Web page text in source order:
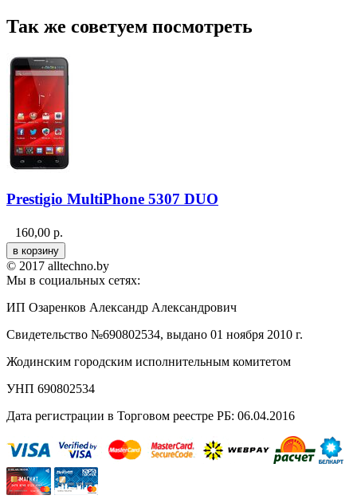
Так же советуем посмотреть
Prestigio MultiPhone 5307 DUO
160,00 р.
© 2017 alltechno.by
Мы в социальных сетях:
ИП Озаренков Александр Александрович
Свидетельство №690802534, выдано 01 ноября 2010 г.
Жодинским городским исполнительным комитетом
УНП 690802534
Дата регистрации в Торговом реестре РБ: 06.04.2016